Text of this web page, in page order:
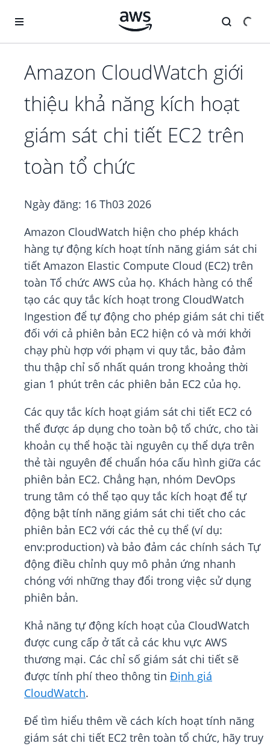
Amazon CloudWatch giới
thiệu khả năng kích hoạt
giám sát chi tiết EC2 trên
toàn tổ chức
Ngày đăng: 16 Th03 2026
Amazon CloudWatch hiện cho phép khách
hàng tự động kích hoạt tính năng giám sát chi
tiết Amazon Elastic Compute Cloud (EC2) trên
toàn Tổ chức AWS của họ. Khách hàng có thể
tạo các quy tắc kích hoạt trong CloudWatch
Ingestion để tự động cho phép giám sát chi tiết
đối với cả phiên bản EC2 hiện có và mới khởi
chạy phù hợp với phạm vi quy tắc, bảo đảm
thu thập chỉ số nhất quán trong khoảng thời
gian 1 phút trên các phiên bản EC2 của họ.
Các quy tắc kích hoạt giám sát chi tiết EC2 có
thể được áp dụng cho toàn bộ tổ chức, cho tài
khoản cụ thể hoặc tài nguyên cụ thể dựa trên
thẻ tài nguyên để chuẩn hóa cấu hình giữa các
phiên bản EC2. Chẳng hạn, nhóm DevOps
trung tâm có thể tạo quy tắc kích hoạt để tự
động bật tính năng giám sát chi tiết cho các
phiên bản EC2 với các thẻ cụ thể (ví dụ:
env:production) và bảo đảm các chính sách Tự
động điều chỉnh quy mô phản ứng nhanh
chóng với những thay đổi trong việc sử dụng
phiên bản.
Khả năng tự động kích hoạt của CloudWatch
được cung cấp ở tất cả các khu vực AWS
thương mại. Các chỉ số giám sát chi tiết sẽ
được tính phí theo thông tin Định giá
CloudWatch.
Để tìm hiểu thêm về cách kích hoạt tính năng
giám sát chi tiết EC2 trên toàn tổ chức, hãy truy